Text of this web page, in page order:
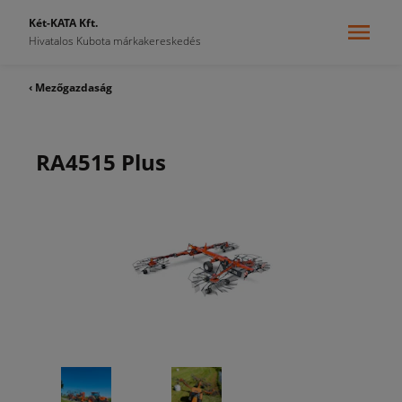
Két-KATA Kft.
Hivatalos Kubota márkakereskedés
‹ Mezőgazdaság
RA4515 Plus